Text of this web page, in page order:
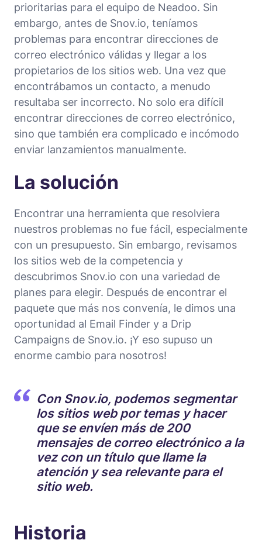
prioritarias para el equipo de Neadoo. Sin
embargo, antes de Snov.io, teníamos
problemas para encontrar direcciones de
correo electrónico válidas y llegar a los
propietarios de los sitios web. Una vez que
encontrábamos un contacto, a menudo
resultaba ser incorrecto. No solo era difícil
encontrar direcciones de correo electrónico,
sino que también era complicado e incómodo
enviar lanzamientos manualmente.
La solución
Encontrar una herramienta que resolviera
nuestros problemas no fue fácil, especialmente
con un presupuesto. Sin embargo, revisamos
los sitios web de la competencia y
descubrimos Snov.io con una variedad de
planes para elegir. Después de encontrar el
paquete que más nos convenía, le dimos una
oportunidad al Email Finder y a Drip
Campaigns de Snov.io. ¡Y eso supuso un
enorme cambio para nosotros!
Con Snov.io, podemos segmentar
los sitios web por temas y hacer
que se envíen más de 200
mensajes de correo electrónico a la
vez con un título que llame la
atención y sea relevante para el
sitio web.
Historia